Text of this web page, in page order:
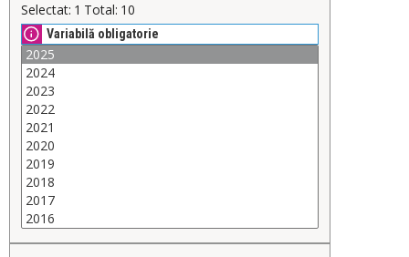
Selectat: 1 Total: 10
Variabilă obligatorie